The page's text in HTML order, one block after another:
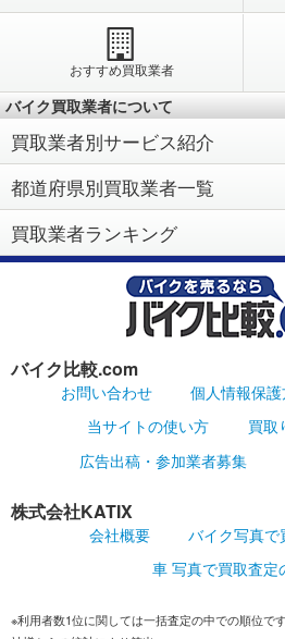
おすすめ買取業者
バイク買取業者について
買取業者別サービス紹介
都道府県別買取業者一覧
買取業者ランキング
バイク比較.com
お問い合わせ 個人情報保
当サイトの使い方
買取
広告出稿・参加業者募集
株式会社KATIX
会社概要
バイク写真で
車 写真で買取査定
※利用者数1位に関しては一括査定の中での順位で